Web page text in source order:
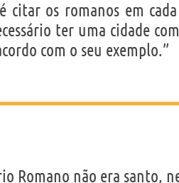
citar os romanos em
ter uma cidade
com o seu exemplo.”
Romano não era santo,